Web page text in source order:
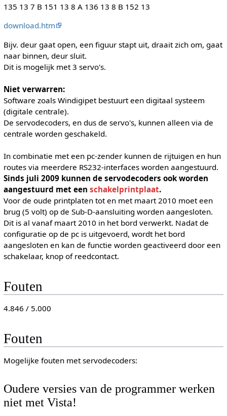
135 13 7 B 151 13 8 A 136 13 8 B 152 13
download.htm
Bijv. deur gaat open, een figuur stapt uit, draait zich om, gaat
naar binnen, deur sluit.
Dit is mogelijk met 3 servo's.
Niet verwarren:
Software zoals Windigipet bestuurt een digitaal systeem
(digitale centrale).
De servodecoders, en dus de servo's, kunnen alleen via de
centrale worden geschakeld.
In combinatie met een pc-zender kunnen de rijtuigen en hun
routes via meerdere RS232-interfaces worden aangestuurd.
Sinds juli 2009 kunnen de servodecoders ook worden
aangestuurd met een schakelprintplaat.
Voor de oude printplaten tot en met maart 2010 moet een
brug (5 volt) op de Sub-D-aansluiting worden aangesloten.
Dit is al vanaf maart 2010 in het bord verwerkt. Nadat de
configuratie op de pc is uitgevoerd, wordt het bord
aangesloten en kan de functie worden geactiveerd door een
schakelaar, knop of reedcontact.
Fouten
4.846 / 5.000
Fouten
Mogelijke fouten met servodecoders:
Oudere versies van de programmer werken
niet met Vista!